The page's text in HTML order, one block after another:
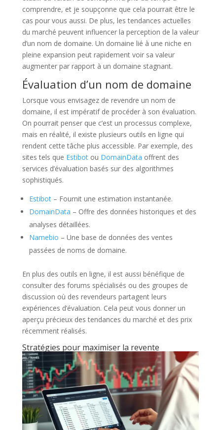
comprendre, et je soupçonne que cela pourrait être le
cas pour vous aussi. De plus, les tendances actuelles
du marché peuvent influencer la perception de la valeur
d’un nom de domaine. Un domaine lié à une niche en
pleine expansion peut rapidement voir sa valeur
augmenter par rapport à un domaine stagnant.
Évaluation d’un nom de domaine
Lorsque vous envisagez de revendre un nom de
domaine, il est impératif de procéder à son évaluation.
On pourrait penser que c’est un processus complexe,
mais en réalité, il existe plusieurs outils en ligne qui
rendent cette tâche plus accessible. Par exemple, des
sites tels que Estibotou DomainData offrent des
services d’évaluation basés sur des algorithmes
sophistiqués.
Estibot– Fournit une estimation instantanée.
DomainData – Offre des données historiques et des
analyses détaillées.
Namebio – Une base de données des ventes
passées de noms de domaine.
En plus des outils en ligne, il est aussi bénéfique de
consulter des forums spécialisés ou des groupes de
discussion où des revendeurs partagent leurs
expériences d’évaluation. Cela peut vous donner un
aperçu précieux des tendances du marché et des prix
récemment réalisés.
Stratégies pour maximiser la revente